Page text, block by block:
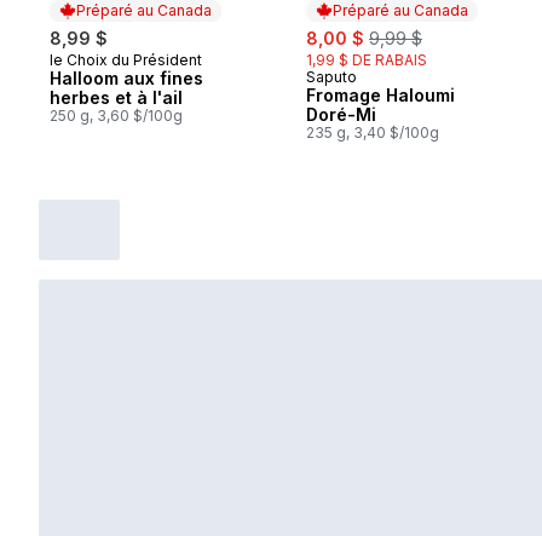
Préparé au Canada
8,99 $
Préparé au Canada
le Choix du Président
Halloom aux fines
herbes et à l'ail
250 g, 3,60 $/100g
Préparé au Canada
sale:
8,00 $ , formerly:
9,99 $
1,99 $ DE RABAIS
Préparé au Canada
Saputo
Fromage Haloumi
Doré-Mi
235 g, 3,40 $/100g